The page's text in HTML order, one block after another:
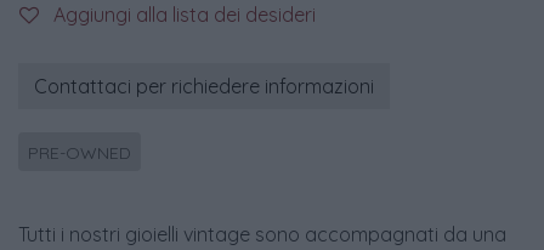
Aggiungi alla lista dei desideri
Contattaci per richiedere informazioni
PRE-OWNED
Tutti i nostri gioielli vintage sono accompagnati da una